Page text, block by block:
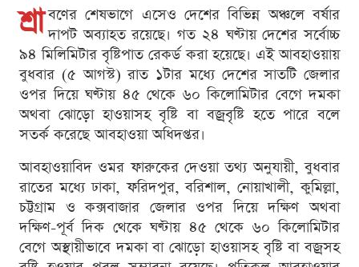
শ্রা বণের শেষভাগে এসেও দেশের বিভিন্ন অঞ্চলে বর্ষার
দাপট অব্যাহত রয়েছে। গত ২৪ ঘণ্টায় দেশের সর্বোচ্চ
৯৪ মিলিমিটার বৃষ্টিপাত রেকর্ড করা হয়েছে। এই আবহাওয়ায়
বুধবার (৫ আগস্ট) রাত ১টার মধ্যে দেশের সাতটি জেলার
ওপর দিয়ে ঘণ্টায় ৪৫ থেকে ৬০ কিলোমিটার বেগে দমকা
অথবা ঝোড়ো হাওয়াসহ বৃষ্টি বা বজ্রবৃষ্টি হতে পারে বলে
সতর্ক করেছে আবহাওয়া অধিদপ্তর।
আবহাওয়াবিদ ওমর ফারুকের দেওয়া তথ্য অনুযায়ী, বুধবার
রাতের মধ্যে ঢাকা, ফরিদপুর, বরিশাল, নোয়াখালী, কুমিল্লা,
চট্টগ্রাম ও কক্সবাজার জেলার ওপর দিয়ে দক্ষিণ অথবা
দক্ষিণ-পূর্ব দিক থেকে ঘণ্টায় ৪৫ থেকে ৬০ কিলোমিটার
বেগে অস্থায়ীভাবে দমকা বা ঝোড়ো হাওয়াসহ বৃষ্টি বা বজ্রসহ